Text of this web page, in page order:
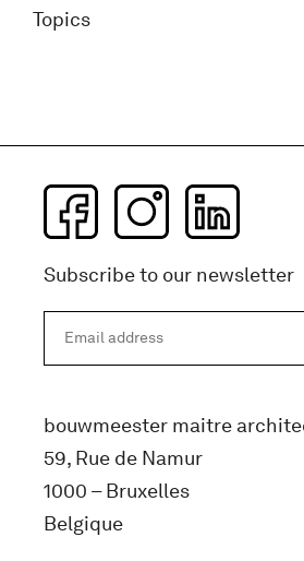
Topics
Subscribe to our newsletter
bouwmeester maitre
59, Rue de Namur
1000 – Bruxelles
Belgique